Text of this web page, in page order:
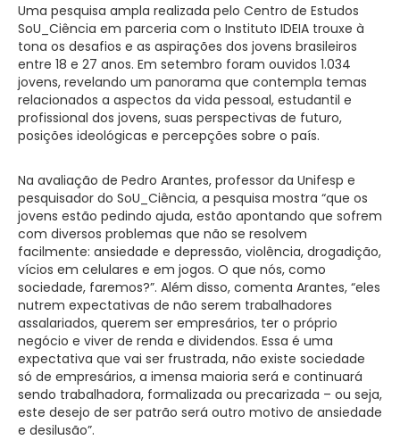
Uma pesquisa ampla realizada pelo Centro de Estudos
SoU_Ciência em parceria com o Instituto IDEIA trouxe à
tona os desafios e as aspirações dos jovens brasileiros
entre 18 e 27 anos. Em setembro foram ouvidos 1.034
jovens, revelando um panorama que contempla temas
relacionados a aspectos da vida pessoal, estudantil e
profissional dos jovens, suas perspectivas de futuro,
posições ideológicas e percepções sobre o país.
Na avaliação de Pedro Arantes, professor da Unifesp e
pesquisador do SoU_Ciência, a pesquisa mostra “que os
jovens estão pedindo ajuda, estão apontando que sofrem
com diversos problemas que não se resolvem
facilmente: ansiedade e depressão, violência, drogadição,
vícios em celulares e em jogos. O que nós, como
sociedade, faremos?”. Além disso, comenta Arantes, “eles
nutrem expectativas de não serem trabalhadores
assalariados, querem ser empresários, ter o próprio
negócio e viver de renda e dividendos. Essa é uma
expectativa que vai ser frustrada, não existe sociedade
só de empresários, a imensa maioria será e continuará
sendo trabalhadora, formalizada ou precarizada – ou seja,
este desejo de ser patrão será outro motivo de ansiedade
e desilusão”.